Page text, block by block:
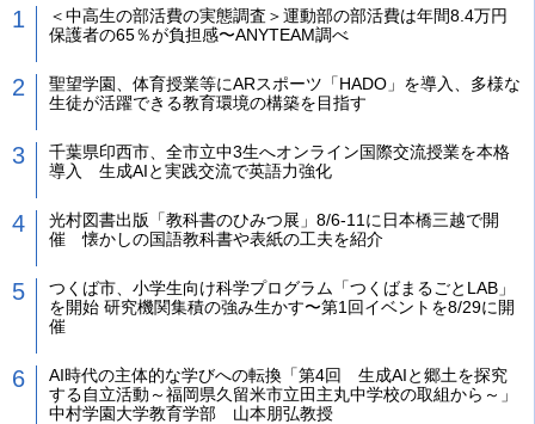
＜中高生の部活費の実態調査＞運動部の部活費は年間8.4万円
保護者の65％が負担感〜ANYTEAM調べ
聖望学園、体育授業等にARスポーツ「HADO」を導入、多様な
生徒が活躍できる教育環境の構築を目指す
千葉県印西市、全市立中3生へオンライン国際交流授業を本格
導入 生成AIと実践交流で英語力強化
光村図書出版「教科書のひみつ展」8/6-11に日本橋三越で開
催 懐かしの国語教科書や表紙の工夫を紹介
つくば市、小学生向け科学プログラム「つくばまるごとLAB」
を開始 研究機関集積の強み生かす〜第1回イベントを8/29に開
催
AI時代の主体的な学びへの転換「第4回 生成AIと郷土を探究
する自立活動～福岡県久留米市立田主丸中学校の取組から～」
中村学園大学教育学部 山本朋弘教授